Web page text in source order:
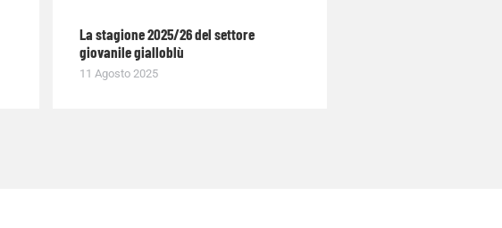
La stagione 2025/26 del settore
giovanile gialloblù
11 Agosto 2025